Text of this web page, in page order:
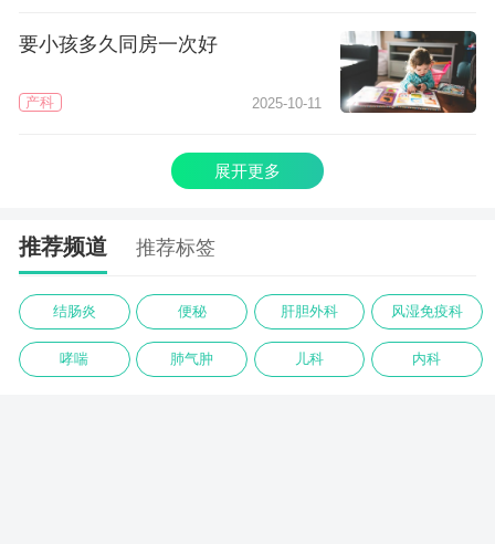
要小孩多久同房一次好
产科 2025-10-11
展开更多
推荐频道 推荐标签
结肠炎 便秘 肝胆外科 风湿免疫科
哮喘 肺气肿 儿科 内科